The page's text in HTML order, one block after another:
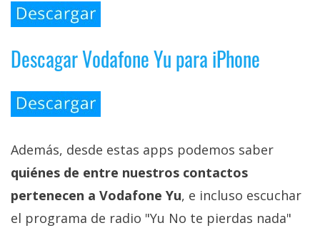
Descagar Vodafone Yu para iPhone
Además, desde estas apps podemos saber
quiénes de entre nuestros contactos
pertenecen a Vodafone Yu, e incluso escuchar
el programa de radio "Yu No te pierdas nada"